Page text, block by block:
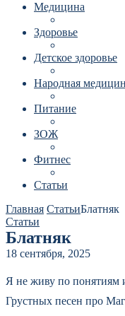
Медицина
Здоровье
Детское здоровье
Народная
Питание
ЗОЖ
Фитнес
Статьи
Главная СтатьиБлатняк
Статьи
Блатняк
18 сентября, 2025
Я не живу по понятиям
Грустных песен про